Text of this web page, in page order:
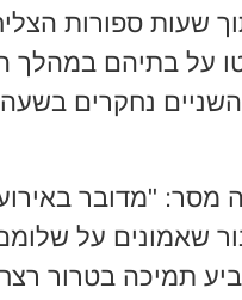
שעות ספורות
על בתיהם במהלך
נחקרים בשעה
מסר: "מדובר
שאמונים על
תמיכה בטרור